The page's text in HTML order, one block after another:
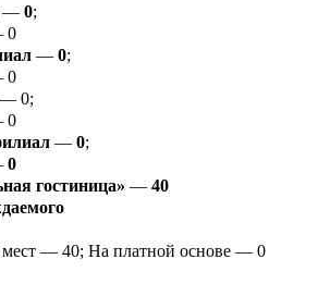
— 0;
0
— 0;
0
— 0;
0
— 0;
0
гостиница» — 40
— 40; На платной основе — 0